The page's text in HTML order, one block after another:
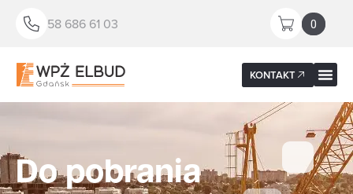
58 686 61 03 0
KONTAKT
Do pobrania